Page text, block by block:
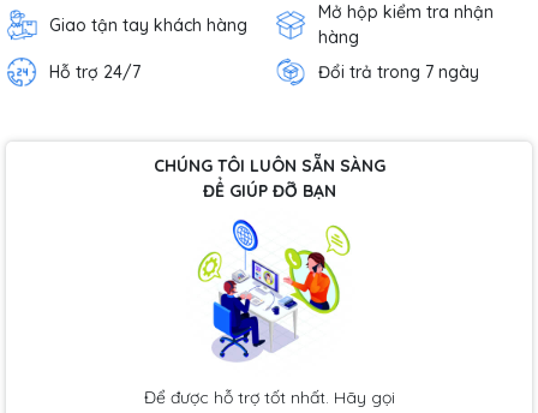
Giao tận tay khách hàng
Mở hộp kiểm tra nhận
hàng
Hỗ trợ 24/7
Đổi trả trong 7 ngày
CHÚNG TÔI LUÔN SẴN SÀNG
ĐỂ GIÚP ĐỠ BẠN
Để được hỗ trợ tốt nhất. Hãy gọi